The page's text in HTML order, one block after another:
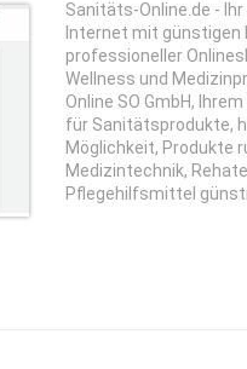
Sanitäts-Online.de -
Internet mit günstigen
professioneller
Wellness und
Online SO GmbH,
für Sanitätsprodukte,
Möglichkeit, Produkte
Medizintechnik,
Pflegehilfsmittel